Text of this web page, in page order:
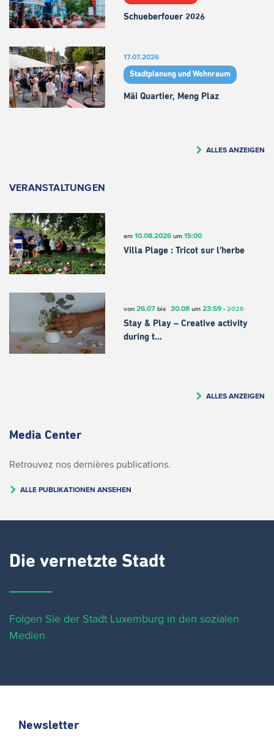
Schueberfouer 2026
17.07.2026
Stadtplanung und Wohnraum
Mäi Quartier, Meng Plaz
ALLES ANZEIGEN
VERANSTALTUNGEN
am 10.08.2026um 15:00
Villa Plage : Tricot sur l’herbe
von 26.07bis 30.08um 23:59- 2026
Stay & Play – Creative activity
during t…
ALLES ANZEIGEN
Media Center
Retrouvez nos dernières publications.
ALLE PUBLIKATIONEN ANSEHEN
Die vernetzte Stadt
Folgen Sie der Stadt Luxemburg in den sozialen
Medien
Newsletter